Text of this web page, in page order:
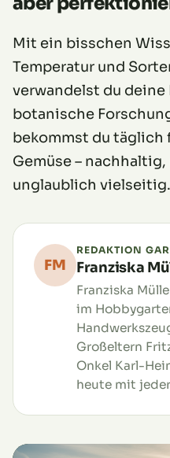
Mit ein bisschen
Temperatur und
verwandelst du
botanische
bekommst du täglich
Gemüse –
unglaublich vielseitig.
FM
REDAKTION
Franziska
Franziska
im
Großeltern
Onkel Karl-
heute mit